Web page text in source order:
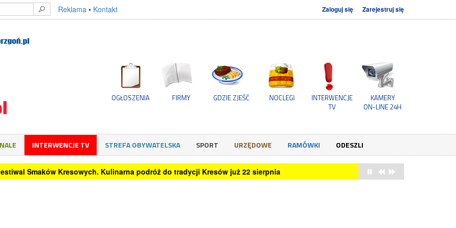
Reklama • Kontakt Zaloguj się Zarejestruj się
OGŁOSZENIA FIRMY GDZIE ZJEŚĆ NOCLEGI
INTERWENCJE
TV
KAMERY
ON-LINE 24H
INTERWENCJE TV STREFA OBYWATELSKA SPORT URZĘDOWE RAMÓWKI ODESZLI
mobbing. Wzrost liczby skarg do PIP wynosi blisko 8 proc. rdr.